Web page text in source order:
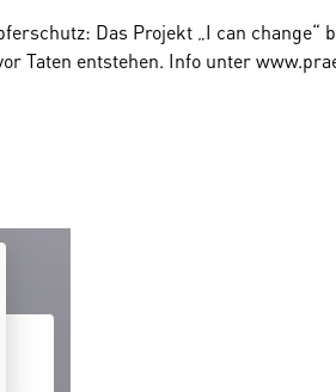
Das Projekt „I can
Taten entstehen. Info unter